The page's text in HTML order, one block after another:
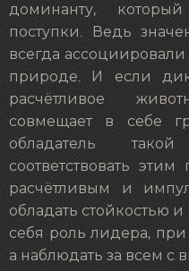
доминанту,
поступки. Ведь
всегда
природе. И если
расчётливое
совмещает в себе
обладатель
соответствовать
расчётливым и
обладать стойкостью
себя роль лидера, при
а наблюдать за всем с